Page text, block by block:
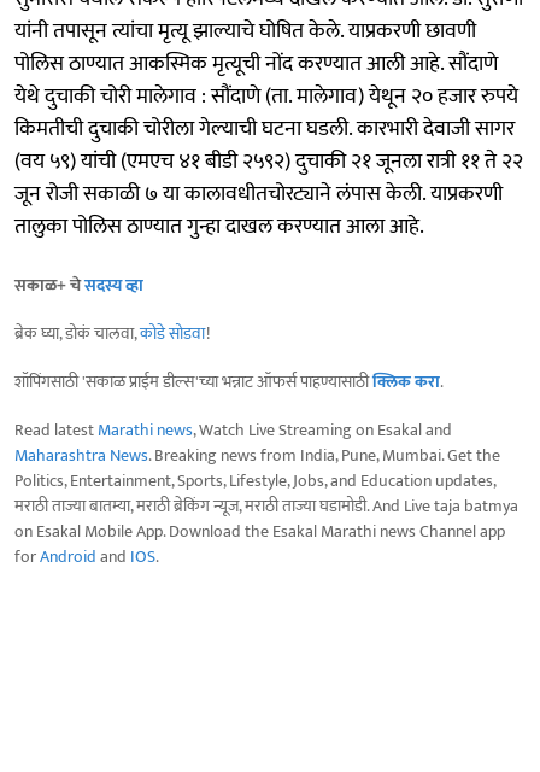
यांनी तपासून त्यांचा मृत्यू झाल्याचे घोषित केले. याप्रकरणी छावणी
पोलिस ठाण्यात आकस्मिक मृत्यूची नोंद करण्यात आली आहे. सौंदाणे
येथे दुचाकी चोरी मालेगाव : सौंदाणे (ता. मालेगाव) येथून २० हजार रुपये
किमतीची दुचाकी चोरीला गेल्याची घटना घडली. कारभारी देवाजी सागर
(वय ५९) यांची (एमएच ४१ बीडी २५९२) दुचाकी २१ जूनला रात्री ११ ते २२
जून रोजी सकाळी ७ या कालावधीतचोरट्याने लंपास केली. याप्रकरणी
तालुका पोलिस ठाण्यात गुन्हा दाखल करण्यात आला आहे.
सकाळ+ चेसदस्य व्हा
ब्रेक घ्या, डोकं चालवा,कोडे सोडवा!
शॉपिंगसाठी 'सकाळ प्राईम डील्स'च्या भन्नाट ऑफर्स पाहण्यासाठीक्लिक करा.
Read latestMarathi news, Watch Live Streaming on Esakal and
Maharashtra News. Breaking news from India, Pune, Mumbai. Get the
Politics, Entertainment, Sports, Lifestyle, Jobs, and Education updates,
मराठी ताज्या बातम्या, मराठी ब्रेकिंग न्यूज, मराठी ताज्या घडामोडी. And Live taja batmya
on Esakal Mobile App. Download the Esakal Marathi news Channel app
forAndroidand IOS.